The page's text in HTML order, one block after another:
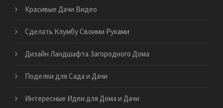
Красивые Дачи Видео
Сделать Клумбу Своими Руками
Дизайн Ландшафта Загородного Дома
Поделки для Сада и Дачи
Интересные Идеи для Дома и Дачи